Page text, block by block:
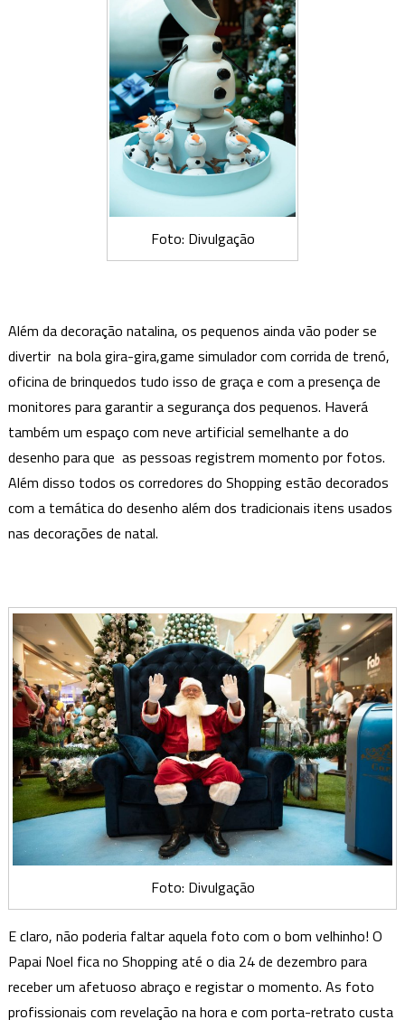
Foto: Divulgação
Além da decoração natalina, os pequenos ainda vão poder se
divertir na bola gira-gira,game simulador com corrida de trenó,
oficina de brinquedos tudo isso de graça e com a presença de
monitores para garantir a segurança dos pequenos. Haverá
também um espaço com neve artificial semelhante a do
desenho para que as pessoas registrem momento por fotos.
Além disso todos os corredores do Shopping estão decorados
com a temática do desenho além dos tradicionais itens usados
nas decorações de natal.
Foto: Divulgação
E claro, não poderia faltar aquela foto com o bom velhinho! O
Papai Noel fica no Shopping até o dia 24 de dezembro para
receber um afetuoso abraço e registar o momento. As foto
profissionais com revelação na hora e com porta-retrato custa